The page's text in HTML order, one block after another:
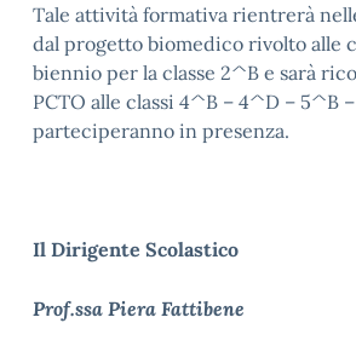
Tale attività formativa rientrerà
dal progetto biomedico rivolto alle
biennio per la classe 2^B e sarà
PCTO alle classi 4^B – 4^D – 5^B
parteciperanno in presenza.
Il Dirigente Scolastico
Prof.ssa Piera Fattibene